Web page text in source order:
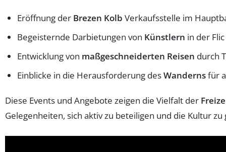
Eröffnung der Brezen Kolb Verkaufsstelle im
Begeisternde Darbietungen von Künstlern in der
Entwicklung von maßgeschneiderten Reisen durch
Einblicke in die Herausforderung desWandernsfür
Diese Events und Angebote zeigen die Vielfalt der
Gelegenheiten, sich aktiv zu beteiligen und die Kultur zu